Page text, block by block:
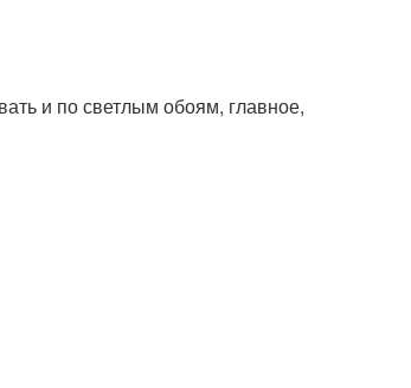
и по светлым обоям, главное,